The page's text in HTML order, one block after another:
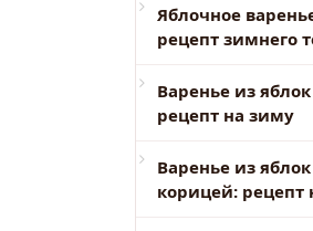
Яблочное
рецепт зимнего
Варенье из
рецепт на зиму
Варенье из
корицей: рецепт